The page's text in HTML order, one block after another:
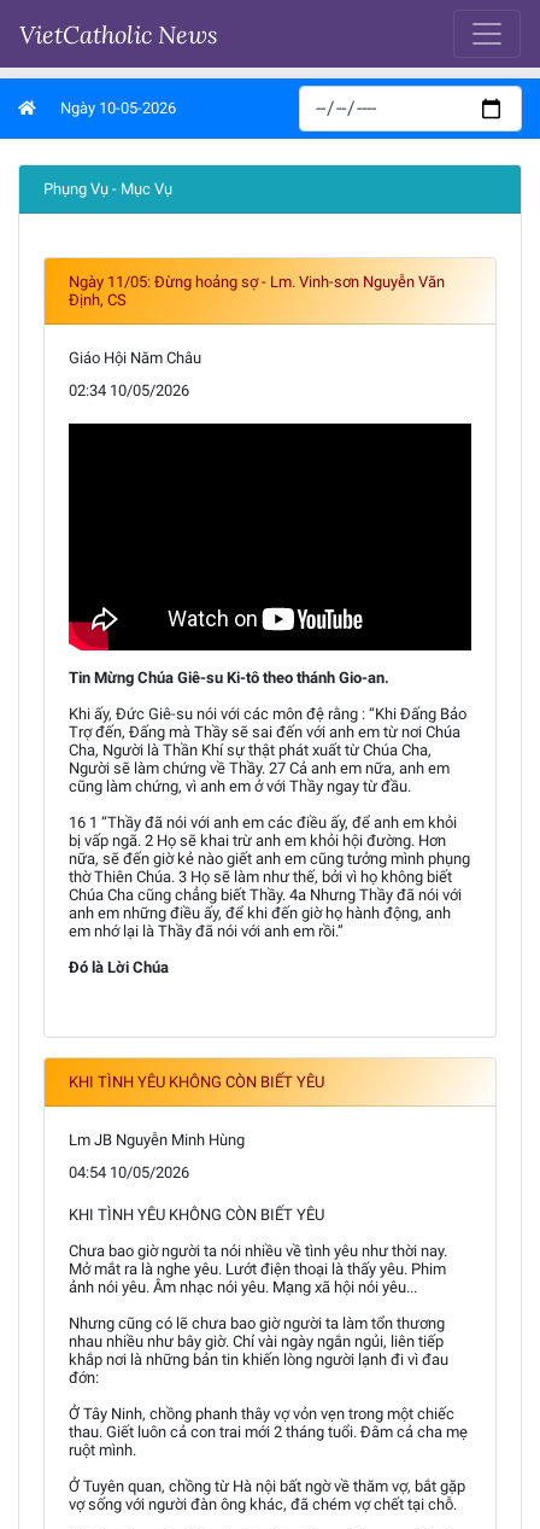
VietCatholic News
Ngày 10-05-2026
Phụng Vụ - Mục Vụ
Ngày 11/05: Đừng hoảng sợ - Lm. Vinh-sơn Nguyễn Văn
Định, CS
Giáo Hội Năm Châu
02:34 10/05/2026
Tin Mừng Chúa Giê-su Ki-tô theo thánh Gio-an.
Khi ấy, Đức Giê-su nói với các môn đệ rằng : “Khi Đấng Bảo
Trợ đến, Đấng mà Thầy sẽ sai đến với anh em từ nơi Chúa
Cha, Người là Thần Khí sự thật phát xuất từ Chúa Cha,
Người sẽ làm chứng về Thầy. 27 Cả anh em nữa, anh em
cũng làm chứng, vì anh em ở với Thầy ngay từ đầu.
16 1 “Thầy đã nói với anh em các điều ấy, để anh em khỏi
bị vấp ngã. 2 Họ sẽ khai trừ anh em khỏi hội đường. Hơn
nữa, sẽ đến giờ kẻ nào giết anh em cũng tưởng mình phụng
thờ Thiên Chúa. 3 Họ sẽ làm như thế, bởi vì họ không biết
Chúa Cha cũng chẳng biết Thầy. 4a Nhưng Thầy đã nói với
anh em những điều ấy, để khi đến giờ họ hành động, anh
em nhớ lại là Thầy đã nói với anh em rồi.”
Đó là Lời Chúa
KHI TÌNH YÊU KHÔNG CÒN BIẾT YÊU
Lm JB Nguyễn Minh Hùng
04:54 10/05/2026
KHI TÌNH YÊU KHÔNG CÒN BIẾT YÊU
Chưa bao giờ người ta nói nhiều về tình yêu như thời nay.
Mở mắt ra là nghe yêu. Lướt điện thoại là thấy yêu. Phim
ảnh nói yêu. Âm nhạc nói yêu. Mạng xã hội nói yêu...
Nhưng cũng có lẽ chưa bao giờ người ta làm tổn thương
nhau nhiều như bây giờ. Chỉ vài ngày ngắn ngủi, liên tiếp
khắp nơi là những bản tin khiến lòng người lạnh đi vì đau
đớn:
Ở Tây Ninh, chồng phanh thây vợ vỏn vẹn trong một chiếc
thau. Giết luôn cả con trai mới 2 tháng tuổi. Đâm cả cha mẹ
ruột mình.
Ở Tuyên quan, chồng từ Hà nội bất ngờ về thăm vợ, bắt gặp
vợ sống với người đàn ông khác, đã chém vợ chết tại chỗ.